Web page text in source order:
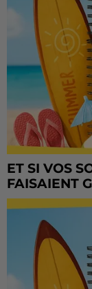
ET SI VOS
FAISAIENT